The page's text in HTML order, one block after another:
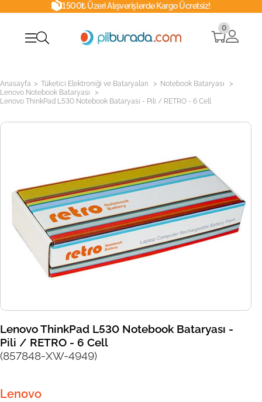
1500₺ Üzeri Alışverişlerde Kargo Ücretsiz!
0
Anasayfa > Tüketici Elektroniği ve Bataryaları > Notebook Bataryası >
Lenovo Notebook Bataryası >
Lenovo ThinkPad L530 Notebook Bataryası - Pili / RETRO - 6 Cell
Lenovo ThinkPad L530 Notebook Bataryası -
Pili / RETRO - 6 Cell
(857848-XW-4949)
Lenovo